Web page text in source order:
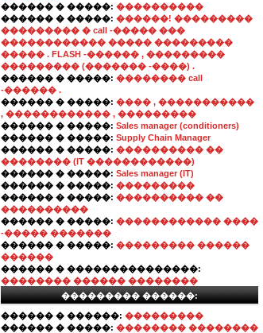
������ � �����: ����������
������ � �����: ������! ���������
��������� � call -����� ���
������������ ����� ���������
����� . FLASH -������ , ���������
��������� (������� -����) .
������ � �����: �������� call
-������ .
������ � �����: ���� , �����������
, ������������ , ���������
������ � �����: Sales manager (conditioners)
������ � �����: Supply Chain Manager
������ � �����: ���������� ��
�������� (IT ������������)
������ � �����: Sales manager (IT)
������ � �����: ���������
������ � �����: ���������� ��
����������
������ � �����: ������������ ����
-����� �������
������ � �����: ��������� ������
������
������ � ���������������:
�������� ������ ��������
��������� ������:
������ � ������: ���������
������ � �����: �������� ��������